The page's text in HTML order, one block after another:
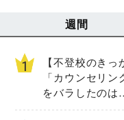
週間
【不登校のきっ
「カウンセリ
をバラしたのは